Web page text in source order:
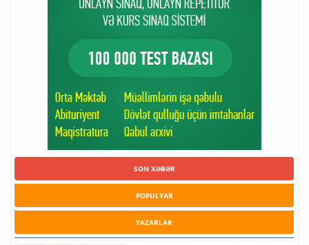
SON XƏBƏR
POPULYAR
YAZARLAR